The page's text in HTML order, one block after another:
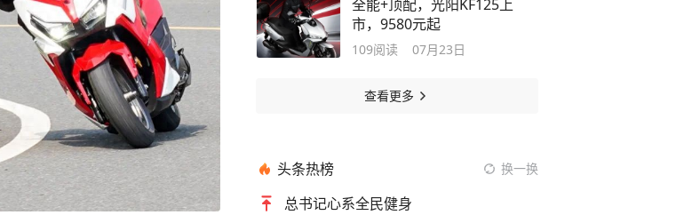
全能+顶配，光阳KF125上
市，9580元起
109阅读 07月23日
查看更多
头条热榜 换一换
总书记心系全民健身